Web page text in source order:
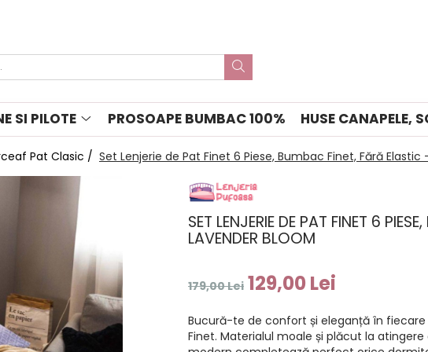
SI PILOTE PROSOAPE BUMBAC 100% HUSE CANAPELE,
Pat Clasic / Set Lenjerie de Pat Finet 6 Piese, Bumbac Finet, Fără Elastic
SET LENJERIE DE PAT FINET 6
LAVENDER BLOOM
179,00 Lei 129,00 Lei
Bucură-te de confort și eleganță în
Finet. Materialul moale și plăcut la